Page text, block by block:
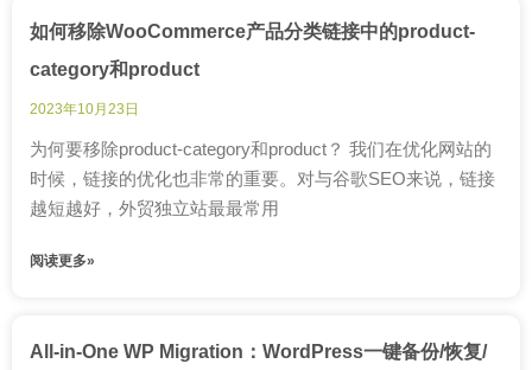
如何移除WooCommerce产品分类链接中的product-
category和product
2023年10月23日
为何要移除product-category和product？ 我们在优化网站的
时候，链接的优化也非常的重要。对与谷歌SEO来说，链接
越短越好，外贸独立站最最常用
阅读更多»
All-in-One WP Migration：WordPress一键备份/恢复/